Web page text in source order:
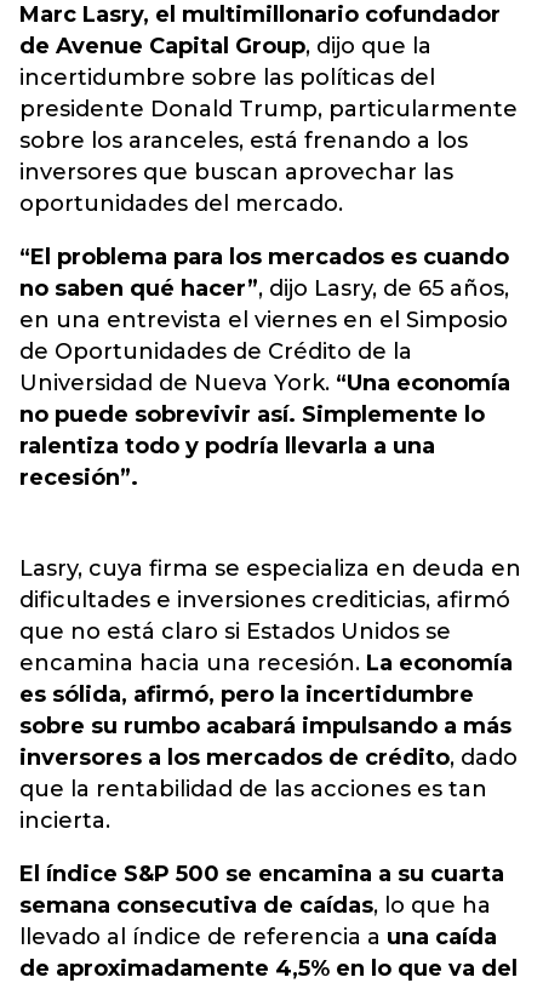
Marc Lasry, el multimillonario cofundador
de Avenue Capital Group, dijo que la
incertidumbre sobre las políticas del
presidente Donald Trump, particularmente
sobre los aranceles, está frenando a los
inversores que buscan aprovechar las
oportunidades del mercado.
“El problema para los mercados es cuando
no saben qué hacer”, dijo Lasry, de 65 años,
en una entrevista el viernes en el Simposio
de Oportunidades de Crédito de la
Universidad de Nueva York. “Una economía
no puede sobrevivir así. Simplemente lo
ralentiza todo y podría llevarla a una
recesión”.
Lasry, cuya firma se especializa en deuda en
dificultades e inversiones crediticias, afirmó
que no está claro si Estados Unidos se
encamina hacia una recesión. La economía
es sólida, afirmó, pero la incertidumbre
sobre su rumbo acabará impulsando a más
inversores a los mercados de crédito, dado
que la rentabilidad de las acciones es tan
incierta.
El índice S&P 500 se encamina a su cuarta
semana consecutiva de caídas, lo que ha
llevado al índice de referencia a una caída
de aproximadamente 4,5% en lo que va del